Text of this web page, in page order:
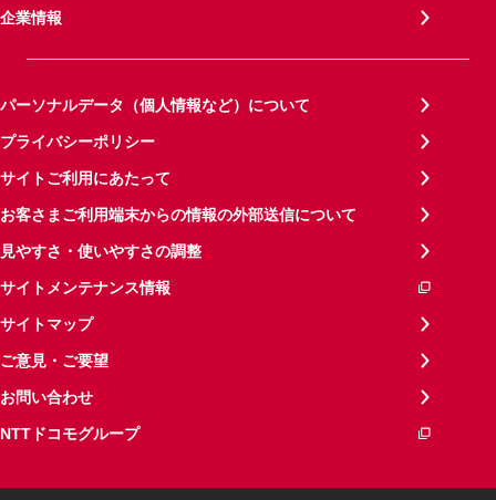
企業情報
パーソナルデータ（個人情報など）について
プライバシーポリシー
サイトご利用にあたって
お客さまご利用端末からの情報の外部送信について
見やすさ・使いやすさの調整
サイトメンテナンス情報
サイトマップ
ご意見・ご要望
お問い合わせ
NTTドコモグループ